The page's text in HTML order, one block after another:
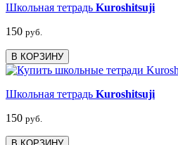
Школьная тетрадь Kuroshitsuji
150 руб.
В КОРЗИНУ
Школьная тетрадь Kuroshitsuji
150 руб.